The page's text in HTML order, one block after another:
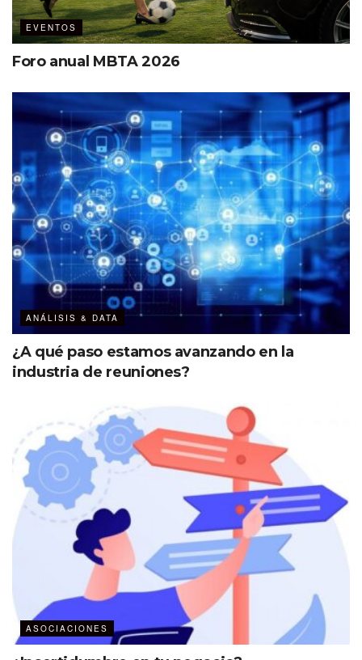
EVENTOS
Foro anual MBTA 2026
ANÁLISIS & DATA
¿A qué paso estamos avanzando en la
industria de reuniones?
ASOCIACIONES